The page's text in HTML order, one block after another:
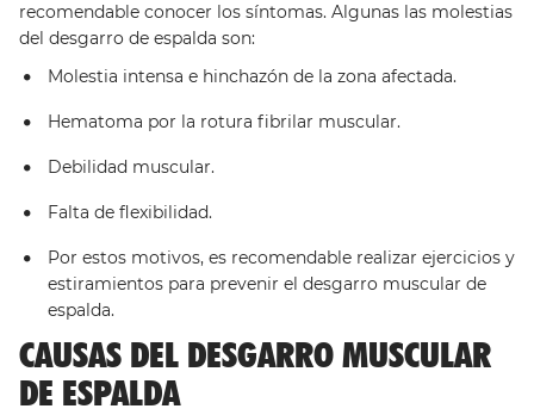
recomendable conocer los síntomas. Algunas las molestias
del desgarro de espalda son:
Molestia intensa e hinchazón de la zona afectada.
Hematoma por la rotura fibrilar muscular.
Debilidad muscular.
Falta de flexibilidad.
Por estos motivos, es recomendable realizar ejercicios y
estiramientos para prevenir el desgarro muscular de
espalda.
CAUSAS DEL DESGARRO MUSCULAR
DE ESPALDA